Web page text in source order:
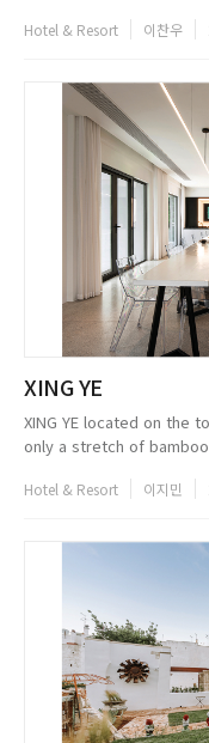
지닌 이 호텔은 유명한
Hotel & Resort 이찬우
XING YE
XING YE located on the
only a stretch of
Windows ...
Hotel & Resort 이지민